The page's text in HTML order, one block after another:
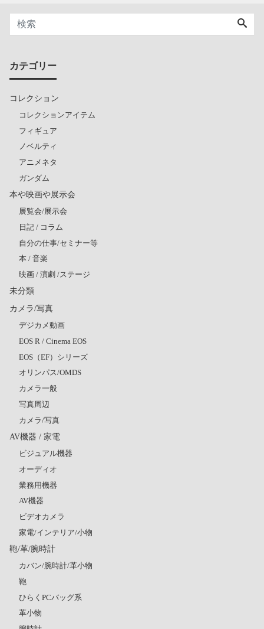
カテゴリー
コレクション
コレクションアイテム
フィギュア
ノベルティ
アニメネタ
ガンダム
本や映画や展示会
展覧会/展示会
日記 / コラム
自分の仕事/セミナー等
本 / 音楽
映画 / 演劇 /ステージ
未分類
カメラ/写真
デジカメ動画
EOS R / Cinema EOS
EOS（EF）シリーズ
オリンパス/OMDS
カメラ一般
写真周辺
カメラ/写真
AV機器 / 家電
ビジュアル機器
オーディオ
業務用機器
AV機器
ビデオカメラ
家電/インテリア/小物
鞄/革/腕時計
カバン/腕時計/革小物
鞄
ひらくPCバッグ系
革小物